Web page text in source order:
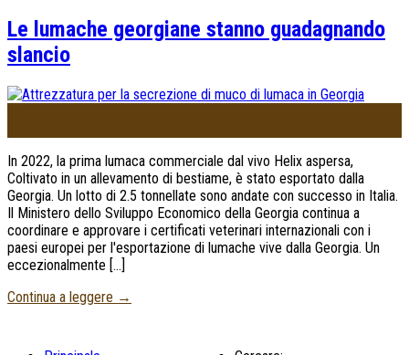
Le lumache georgiane stanno guadagnando
slancio
In 2022, la prima lumaca commerciale dal vivo Helix aspersa,
Coltivato in un allevamento di bestiame, è stato esportato dalla
Georgia. Un lotto di 2.5 tonnellate sono andate con successo in Italia.
Il Ministero dello Sviluppo Economico della Georgia continua a
coordinare e approvare i certificati veterinari internazionali con i
paesi europei per l'esportazione di lumache vive dalla Georgia. Un
eccezionalmente […]
Continua a leggere →